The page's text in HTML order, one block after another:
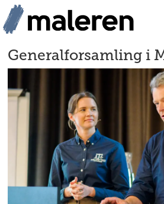
Generalforsamling i